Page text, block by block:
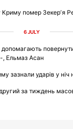
помер Зекерʼя
6 JULY
допомагають
, Ельмаз Асан
зазнали ударів у ніч
за тиждень